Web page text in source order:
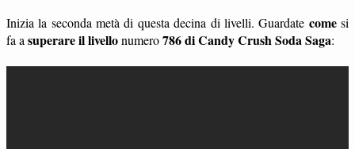
Inizia la seconda metà di questa decina di livelli. Guardate comesi
fa a superare il livellonumero786 di Candy Crush Soda Saga: